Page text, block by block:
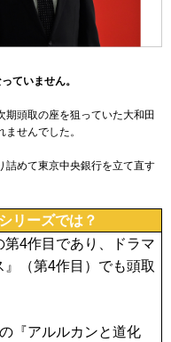
ていません。
頭取の座を狙っていた大和田
せんでした。
詰めて東京中央銀行を立て直す
リーズでは？
4作目であり、ドラマ
（第4作目）でも頭取
『アルルカンと道化